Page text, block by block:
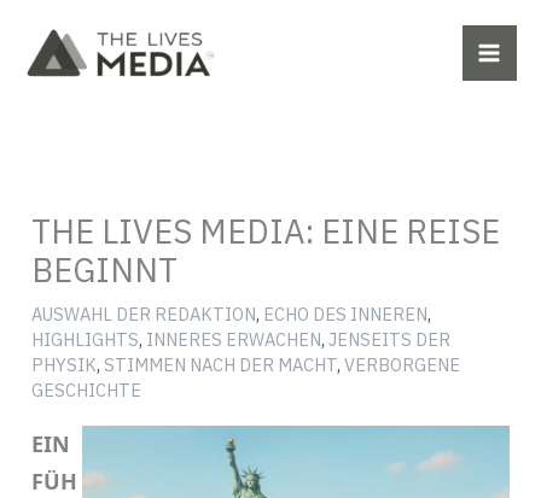
Inhalt
springen
THE LIVES MEDIA: EINE REISE
BEGINNT
AUSWAHL DER REDAKTION, ECHO DES INNEREN,
HIGHLIGHTS, INNERES ERWACHEN,JENSEITS DER
PHYSIK, STIMMEN NACH DER MACHT,VERBORGENE
GESCHICHTE
EIN
FÜH